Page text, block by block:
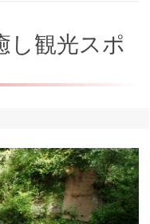
し観光スポ